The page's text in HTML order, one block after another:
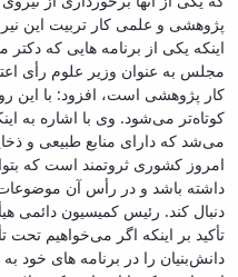
پژوهشی و علمی کار تربیت این
اینکه یکی از برنامه‌ هایی که
مجلس به عنوان وزیر علوم رأی
کار پژوهشی است، افزود: با این
کوتاه‌تر می‌شود. وی با اشاره به
می‌شد که دارای منابع طبیعی و
امروز کشوری ثروتمند است که
داشته باشد و در رأس آن
دنبال کند. رئیس کمیسیون دائمی
تأکید بر اینکه اگر می‌خواهیم تحت
دانش‌بنیان را در برنامه ‌های خود